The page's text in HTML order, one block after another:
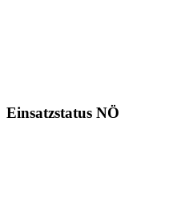
Einsatzstatus NÖ